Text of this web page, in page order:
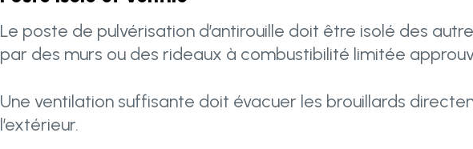
Le poste de pulvérisation d’antirouille doit être isolé des
par des murs ou des rideaux à combustibilité limitée
Une ventilation suffisante doit évacuer les brouillards
l’extérieur.